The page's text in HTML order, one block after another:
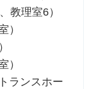
教理室6）
）
）
ランスホー